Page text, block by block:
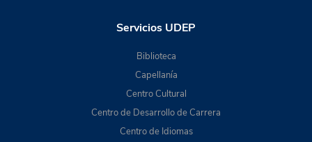
Servicios UDEP
Biblioteca
Capellanía
Centro Cultural
Centro de Desarrollo de Carrera
Centro de Idiomas